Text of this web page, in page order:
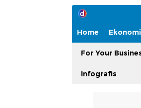
Home
For Your
Infografis